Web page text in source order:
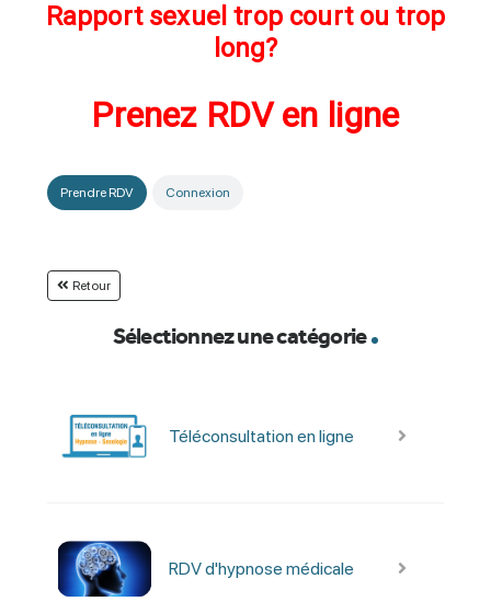
Rapport sexuel trop court ou trop
long?
Prenez RDV en ligne